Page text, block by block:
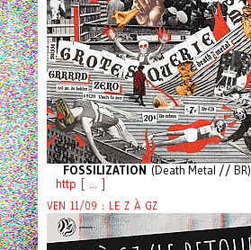
FOSSILIZATION (Death Metal // BR)
http [ ... ]
VEN 11/09 : LE Z À GZ